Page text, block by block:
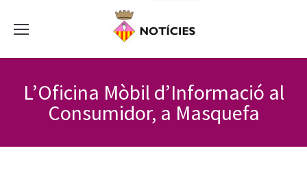
L’Oficina Mòbil d’Informació al
Consumidor, a Masquefa